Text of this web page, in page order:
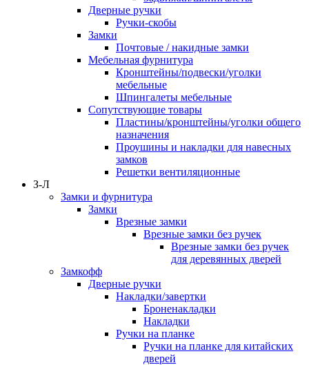
Дверные ручки
Ручки-скобы
Замки
Почтовые / накидные замки
Мебельная фурнитура
Кронштейны/подвески/уголки
мебельные
Шпингалеты мебельные
Сопутствующие товары
Пластины/кронштейны/уголки общего
назначения
Проушины и накладки для навесных
замков
Решетки вентиляционные
З-Л
Замки и фурнитура
Замки
Врезные замки
Врезные замки без ручек
Врезные замки без ручек
для деревянных дверей
Замкофф
Дверные ручки
Накладки/завертки
Броненакладки
Накладки
Ручки на планке
Ручки на планке для китайских
дверей